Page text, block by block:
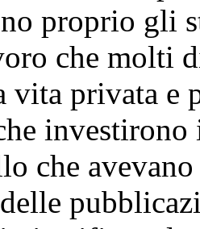
proprio gli
che molti
vita privata e
che